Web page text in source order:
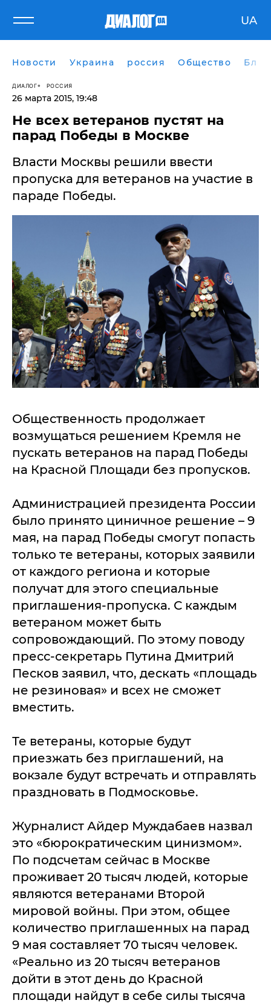
UA
Новости Украина россия Общество
ДИАЛОГ РОССИЯ
26 марта 2015, 19:48
Не всех ветеранов пустят на
парад Победы в Москве
Власти Москвы решили ввести
пропуска для ветеранов на участие в
параде Победы.
Общественность продолжает
возмущаться решением Кремля не
пускать ветеранов на парад Победы
на Красной Площади без пропусков.
Администрацией президента России
было принято циничное решение – 9
мая, на парад Победы смогут попасть
только те ветераны, которых заявили
от каждого региона и которые
получат для этого специальные
приглашения-пропуска. С каждым
ветераном может быть
сопровождающий. По этому поводу
пресс-секретарь Путина Дмитрий
Песков заявил, что, дескать «площадь
не резиновая» и всех не сможет
вместить.
Те ветераны, которые будут
приезжать без приглашений, на
вокзале будут встречать и отправлять
праздновать в Подмосковье.
Журналист Айдер Муждабаев назвал
это «бюрократическим цинизмом».
По подсчетам сейчас в Москве
проживает 20 тысяч людей, которые
являются ветеранами Второй
мировой войны. При этом, общее
количество приглашенных на парад
9 мая составляет 70 тысяч человек.
«Реально из 20 тысяч ветеранов
дойти в этот день до Красной
площади найдут в себе силы тысяча